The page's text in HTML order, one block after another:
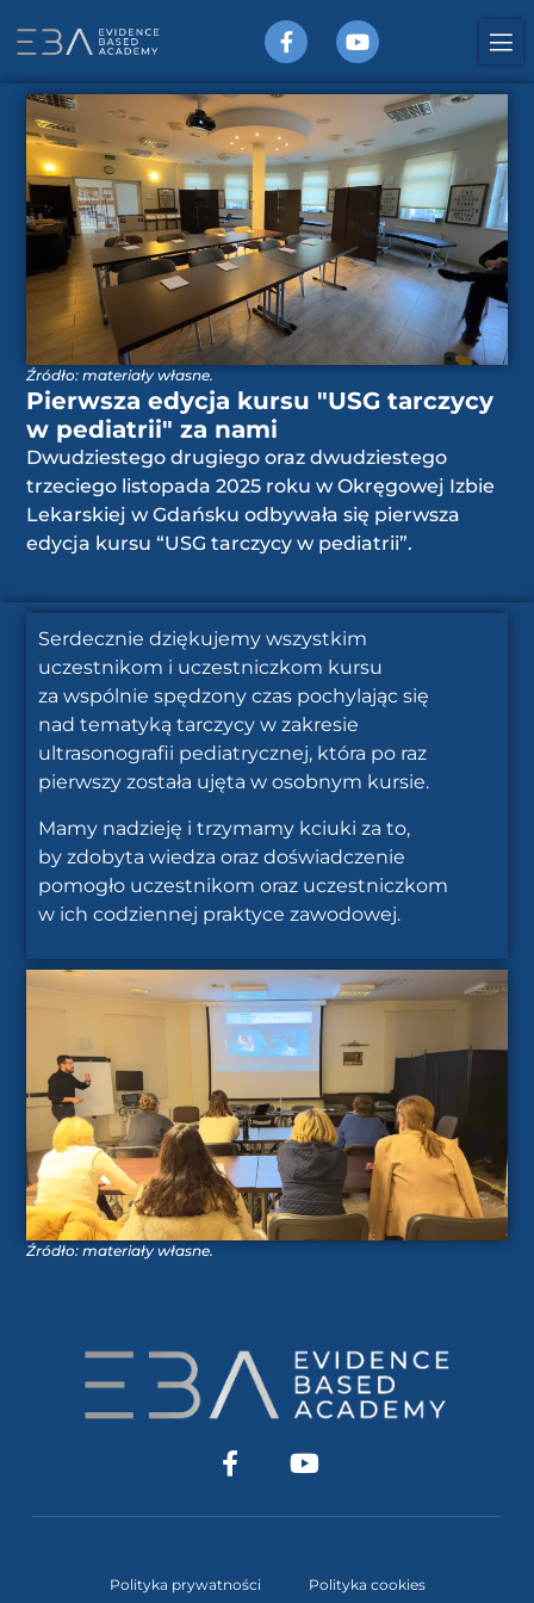
Pierwsza edycja kursu "USG tarczycy
w pediatrii" za nami
Dwudziestego drugiego oraz dwudziestego
trzeciego listopada 2025 roku w Okręgowej Izbie
Lekarskiej w Gdańsku odbywała się pierwsza
edycja kursu “USG tarczycy w pediatrii”.
Źródło: materiały własne.
Serdecznie dziękujemy wszystkim
uczestnikom i uczestniczkom kursu
za wspólnie spędzony czas pochylając się
nad tematyką tarczycy w zakresie
ultrasonografii pediatrycznej, która po raz
pierwszy została ujęta w osobnym kursie.
Mamy nadzieję i trzymamy kciuki za to,
by zdobyta wiedza oraz doświadczenie
pomogło uczestnikom oraz uczestniczkom
w ich codziennej praktyce zawodowej.
Źródło: materiały własne.
Polityka prywatności Polityka cookies